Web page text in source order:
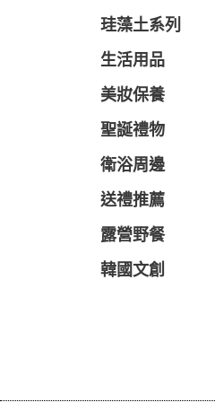
珪藻土系列
生活用品
美妝保養
聖誕禮物
衛浴周邊
送禮推薦
露營野餐
韓國文創